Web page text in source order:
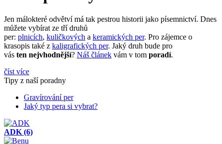
Jen málokteré odvětví má tak pestrou historii jako písemnictví. Dnes
můžete vybírat ze tří druhů
per: plnicích, kuličkových a keramických per. Pro zájemce o
krasopis také z kaligrafických per. Jaký druh bude pro
vás ten nejvhodnější? Náš článek vám v tom poradí.
číst více
Tipy z naší poradny
Gravírování per
Jaký typ pera si vybrat?
ADK (6)